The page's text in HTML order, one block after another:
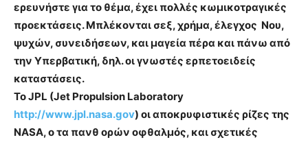
ερευνήστε για το θέμα, έχει πολλές κωμικοτραγικές
προεκτάσεις. Μπλέκονται σεξ, χρήμα, έλεγχος Νου,
ψυχών, συνειδήσεων, και μαγεία πέρα και πάνω από
την Υπερβατική, δηλ. οι γνωστές ερπετοειδείς
καταστάσεις.
Το JPL (Jet Propulsion Laboratory
http://www.jpl.nasa.gov) οι αποκρυφιστικές ρίζες της
NASA, ο τα πανθ ορών οφθαλμός, και σχετικές